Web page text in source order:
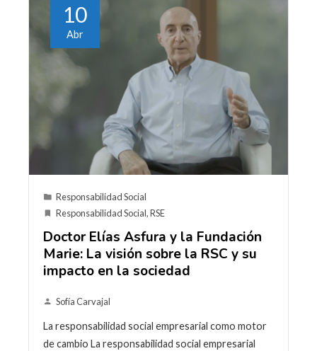
10
Abr
Responsabilidad Social
Responsabilidad Social,RSE
Doctor Elías Asfura y la Fundación
Marie: La visión sobre la RSC y su
impacto en la sociedad
Sofía Carvajal
La responsabilidad social empresarial como motor
de cambio La responsabilidad social empresarial